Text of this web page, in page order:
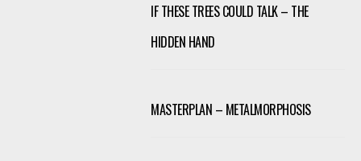
IF THESE TREES COULD TALK – THE
HIDDEN HAND
MASTERPLAN – METALMORPHOSIS